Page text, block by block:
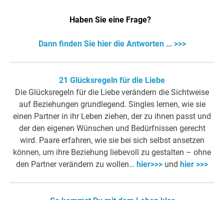
Haben Sie eine Frage?
Dann finden Sie hier die Antworten … >>>
21 Glücksregeln für die Liebe
Die Glücksregeln für die Liebe verändern die Sichtweise
auf Beziehungen grundlegend. Singles lernen, wie sie
einen Partner in ihr Leben ziehen, der zu ihnen passt und
der den eigenen Wünschen und Bedürfnissen gerecht
wird. Paare erfahren, wie sie bei sich selbst ansetzen
können, um ihre Beziehung liebevoll zu gestalten – ohne
den Partner verändern zu wollen… hier>>> und hier >>>